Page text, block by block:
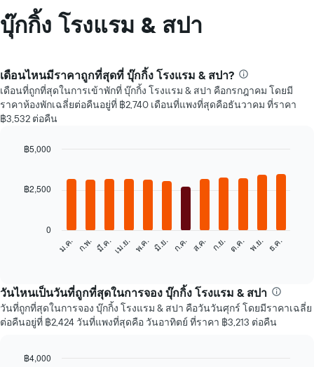
บุ๊กกิ้ง โรงแรม & สปา
เดือนไหนมีราคาถูกที่สุดที่ บุ๊กกิ้ง โรงแรม & สปา?
เดือนที่ถูกที่สุดในการเข้าพักที่ บุ๊กกิ้ง โรงแรม & สปา คือกรกฎาคม โดยมี
ราคาห้องพักเฉลี่ยต่อคืนอยู่ที่ ฿2,740 เดือนที่แพงที่สุดคือธันวาคม ที่ราคา
฿3,532 ต่อคืน
with
แผนภูมิ
แสดง
ราคา
เฉลี่ย
ของ
พัก
ม.ค. ก.พ. มี.ค.เม.ย. พ.ค. มิ.ย. ก.ค. ส.ค. ก.ย. ต.ค. พ.ย. ธ.ค.
0
฿2,500
฿5,000
วันไหนเป็นวันที่ถูกที่สุดในการจอง บุ๊กกิ้ง โรงแรม & สปา
วันที่ถูกที่สุดในการจอง บุ๊กกิ้ง โรงแรม & สปา คือวันวันศุกร์ โดยมีราคาเฉลี่ย
ต่อคืนอยู่ที่ ฿2,424 วันที่แพงที่สุดคือ วันอาทิตย์ ที่ราคา ฿3,213 ต่อคืน
฿4,000